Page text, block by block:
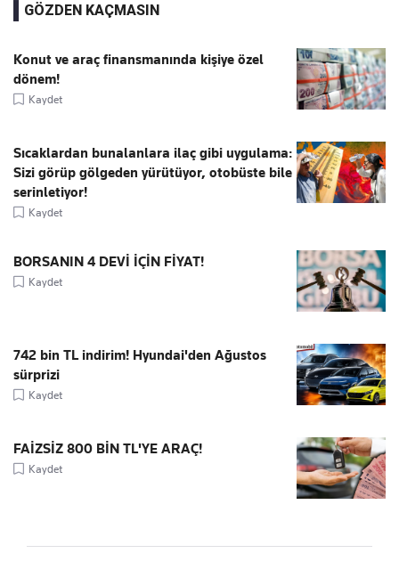
GÖZDEN KAÇMASIN
Konut ve araç finansmanında kişiye özel
dönem!
Kaydet
Sıcaklardan bunalanlara ilaç gibi uygulama:
Sizi görüp gölgeden yürütüyor, otobüste bile
serinletiyor!
Kaydet
BORSANIN 4 DEVİ İÇİN FİYAT!
Kaydet
742 bin TL indirim! Hyundai'den Ağustos
sürprizi
Kaydet
FAİZSİZ 800 BİN TL'YE ARAÇ!
Kaydet